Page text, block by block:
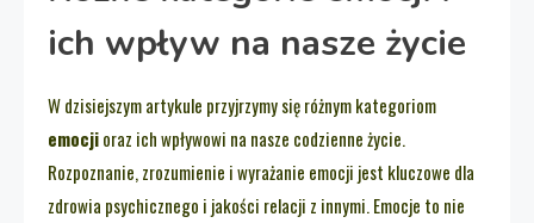
ich wpływ na nasze życie
W dzisiejszym artykule przyjrzymy się różnym kategoriom
emocjioraz ich wpływowi na nasze codzienne życie.
Rozpoznanie, zrozumienie i wyrażanie emocji jest kluczowe dla
zdrowia psychicznego i jakości relacji z innymi. Emocje to nie